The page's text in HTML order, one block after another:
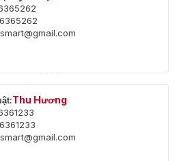
Thu Hương